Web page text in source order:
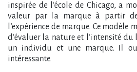
inspirée de l’école de Chicago, a
valeur par la marque à partir
l’expérience de marque. Ce
d’évaluer la nature et l’intensité
un individu et une marque. Il
intéressante.